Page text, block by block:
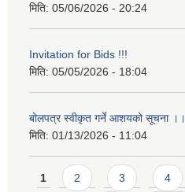
मिति: 05/06/2026 - 20:24
Invitation for Bids !!!
मिति: 05/05/2026 - 18:04
बोलपत्र स्वीकृत गर्ने आशयको सूचना ।।
मिति: 01/13/2026 - 11:04
Pages
1 2 3 4